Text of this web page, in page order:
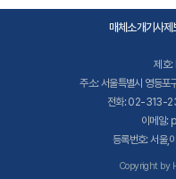
매체소개기사제
제호
주소: 서울특별시 영등포
전화: 02-313-
이메일:
등록번호: 서울
Copyright by